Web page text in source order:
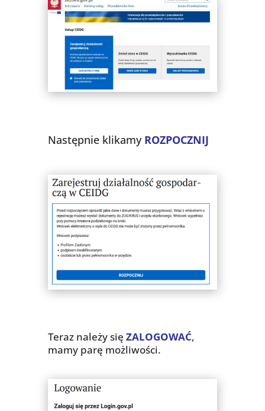
Następnie klikamy ROZPOCZNIJ
Teraz należy się ZALOGOWAĆ,
mamy parę możliwości.